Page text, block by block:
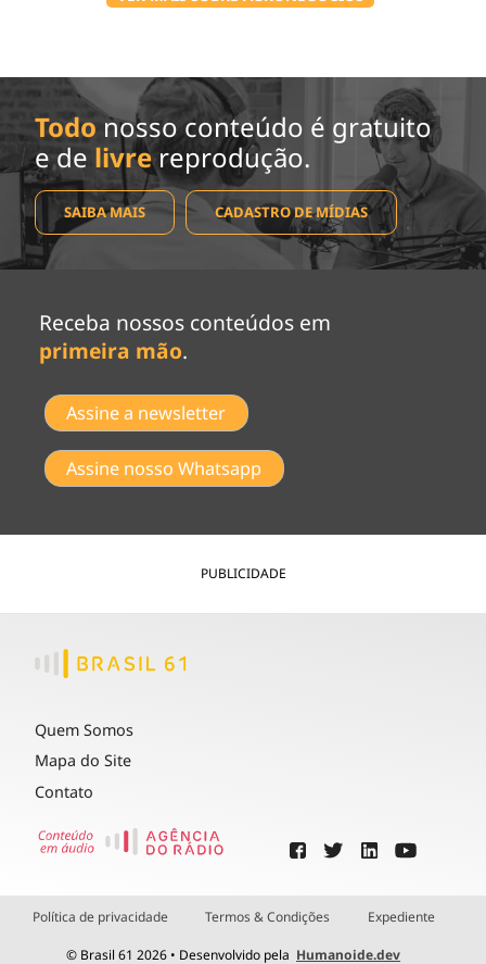
Todo nosso conteúdo é gratuito
e de livrereprodução.
SAIBA MAIS CADASTRO DE MÍDIAS
Receba nossos conteúdos em
primeira mão.
Assine a newsletter
Assine nosso Whatsapp
PUBLICIDADE
Quem Somos
Mapa do Site
Contato
Política de privacidade Termos & Condições Expediente
© Brasil 61 2026 • Desenvolvido pela Humanoide.dev